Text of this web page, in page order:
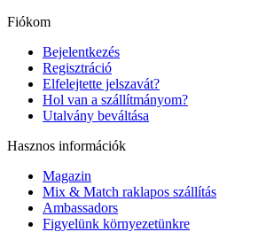
Fiókom
Bejelentkezés
Regisztráció
Elfelejtette jelszavát?
Hol van a szállítmányom?
Utalvány beváltása
Hasznos információk
Magazin
Mix & Match raklapos szállítás
Ambassadors
Figyelünk környezetünkre